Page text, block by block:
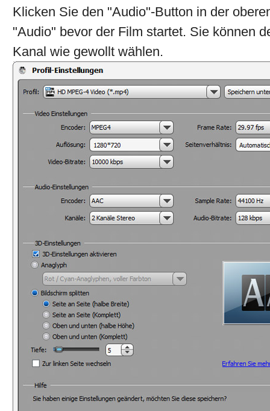
Klicken Sie den "Audio"-Button in der
"Audio" bevor der Film startet. Sie können
Kanal wie gewollt wählen.